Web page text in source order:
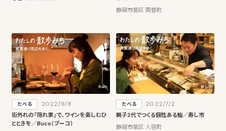
静岡市葵区 両替町
たべる
2022/9/8
街外れの「隠れ家」で、ワインを楽しむひ
とときを／Buco（ブーコ）
たべる
2022/7/2
親子2代でつくる個性ある鮨／寿し市
静岡市葵区 人宿町